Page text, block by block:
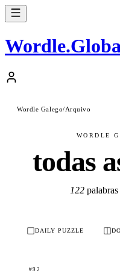
Wordle.
Wordle Galego/Arquivo
WORDLE
todas
122palabras
DAILY PUZZLE
#92